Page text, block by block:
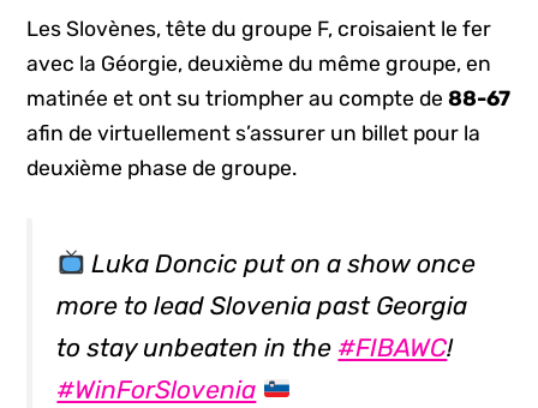
Les Slovènes, tête du groupe F, croisaient le fer
avec la Géorgie, deuxième du même groupe, en
matinée et ont su triompher au compte de88-67
afin de virtuellement s’assurer un billet pour la
deuxième phase de groupe.
Luka Doncic put on a show once
more to lead Slovenia past Georgia
to stay unbeaten in the #FIBAWC!
#WinForSlovenia